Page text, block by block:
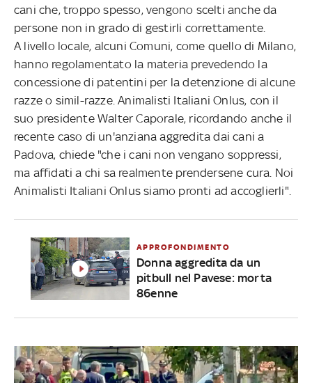
cani che, troppo spesso, vengono scelti anche da
persone non in grado di gestirli correttamente.
A livello locale, alcuni Comuni, come quello di Milano,
hanno regolamentato la materia prevedendo la
concessione di patentini per la detenzione di alcune
razze o simil-razze. Animalisti Italiani Onlus, con il
suo presidente Walter Caporale, ricordando anche il
recente caso di un'anziana aggredita dai cani a
Padova, chiede "che i cani non vengano soppressi,
ma affidati a chi sa realmente prendersene cura. Noi
Animalisti Italiani Onlus siamo pronti ad accoglierli".
APPROFONDIMENTO
Donna aggredita da un
pitbull nel Pavese: morta
86enne